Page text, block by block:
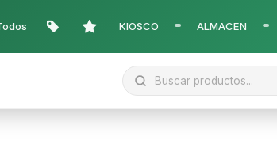
KIOSCO ALMACEN